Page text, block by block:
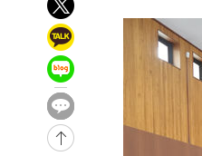
2시간 전 >
'여긴 20도, 저긴
2시간 전 >
콜롬비아 신임 우파
-32186초 전 >
'AT마드리드 7
-31688초 전 >
[속보]'AT마드리
-29752초 전 >
네타냐후, 트럼
-26348초 전 >
이강인 ATM 입